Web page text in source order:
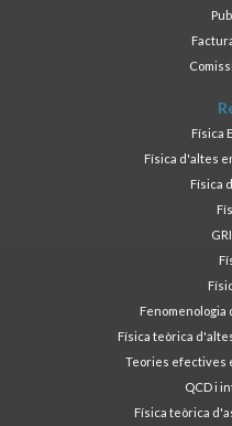
Física
Física d'altes
Física
Física teòrica
Teories efectives
QCD i
Física teòrica